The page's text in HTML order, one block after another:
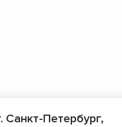
Санкт-Петербург,